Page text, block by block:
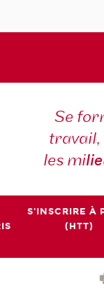
Se
les mi
S'INSCRIRE À
(HTT)